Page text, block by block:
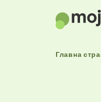
Главна